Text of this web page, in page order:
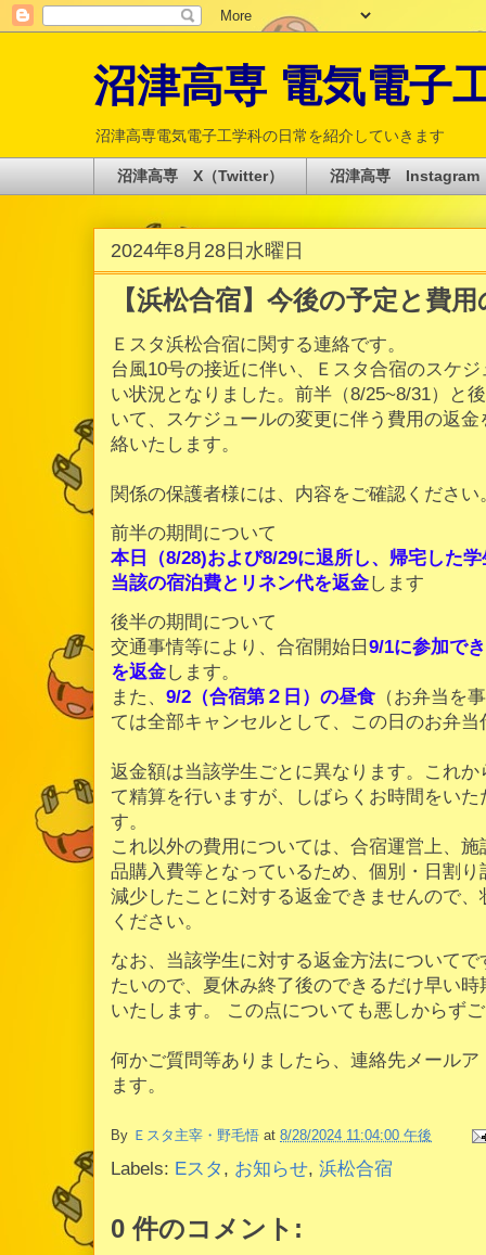
沼津高専 電気電子
沼津高専電気電子工学科の日常を紹介していきます
沼津高専 X（Twitter） 沼津高専 Instagram
2024年8月28日水曜日
【浜松合宿】今後の予定と費
Ｅスタ浜松合宿に関する連絡です。
台風10号の接近に伴い、Ｅスタ合宿のスケ
い状況となりました。前半（8/25~8/31）と
いて、スケジュールの変更に伴う費用の返
絡いたします。
関係の保護者様には、内容をご確認ください
前半の期間について
本日（8/28)および8/29に退所し、帰宅した学
当該の宿泊費とリネン代を返金します
後半の期間について
交通事情等により、合宿開始日 9/1に参加で
を返金します。
また、 9/2（合宿第２日）の昼食 （お弁当を
ては全部キャンセルとして、この日のお弁当
返金額は当該学生ごとに異なります。これ
て精算を行いますが、しばらくお時間をい
す。
これ以外の費用については、合宿運営上、
品購入費等となっているため、個別・日割
減少したことに対する返金できませんので
ください。
なお、当該学生に対する返金方法について
たいので、夏休み終了後のできるだけ早い
いたします。 この点についても悪しからず
何かご質問等ありましたら、連絡先メール
ます。
By Ｅスタ主宰・野毛悟 at 8/28/2024 11:04:00 午後
Labels: Eスタ , お知らせ, 浜松合宿
0 件のコメント: